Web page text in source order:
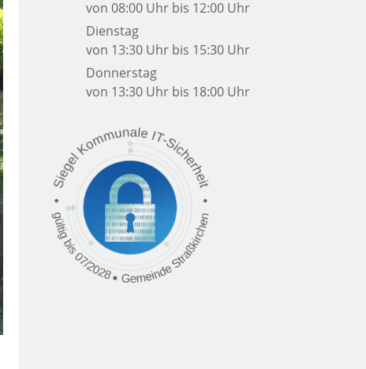
von 08:00 Uhr bis 12:00 Uhr
Dienstag
von 13:30 Uhr bis 15:30 Uhr
Donnerstag
von 13:30 Uhr bis 18:00 Uhr